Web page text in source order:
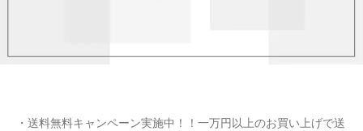
・送料無料キャンペーン実施中！！一万円以上のお買い上げで送